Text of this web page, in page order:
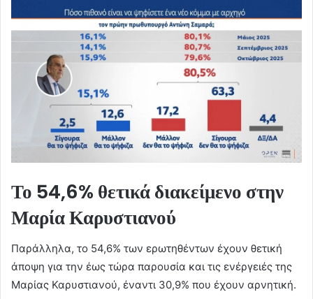
Το 54,6% θετικά διακείμενο στην
Μαρία Καρυστιανού
Παράλληλα, το 54,6% των ερωτηθέντων έχουν θετική
άποψη για την έως τώρα παρουσία και τις ενέργειές της
Μαρίας Καρυστιανού, έναντι 30,9% που έχουν αρνητική.